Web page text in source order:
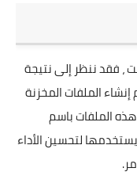
، فقد ننظر إلى نتيجة
الملفات المخزنة
الملفات باسم
لتحسين الأداء